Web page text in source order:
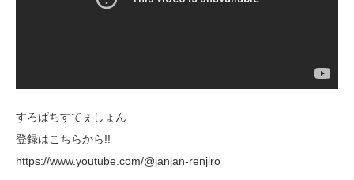
すろぱちすてぇしょん
登録はこちらから!!
https://www.youtube.com/@janjan-renjiro